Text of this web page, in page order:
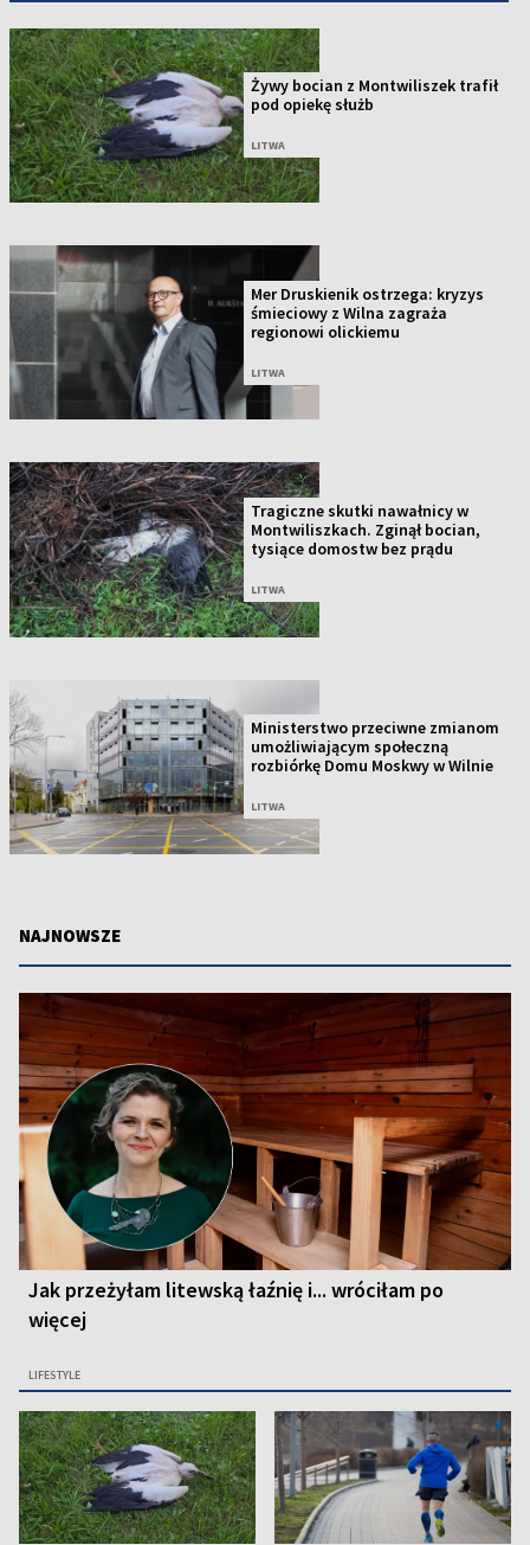
Żywy bocian z Montwiliszek trafił
pod opiekę służb
LITWA
Mer Druskienik ostrzega: kryzys
śmieciowy z Wilna zagraża
regionowi olickiemu
LITWA
Tragiczne skutki nawałnicy w
Montwiliszkach. Zginął bocian,
tysiące domostw bez prądu
LITWA
Ministerstwo przeciwne zmianom
umożliwiającym społeczną
rozbiórkę Domu Moskwy w Wilnie
LITWA
NAJNOWSZE
Jak przeżyłam litewską łaźnię i... wróciłam po
więcej
LIFESTYLE